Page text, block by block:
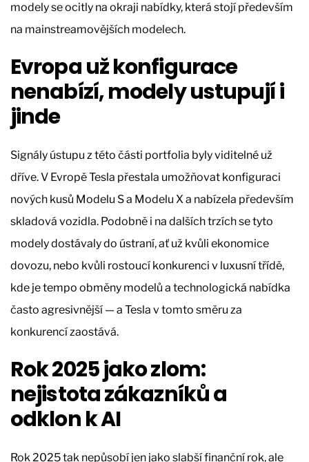
modely se ocitly na okraji nabídky, která stojí především
na mainstreamovějších modelech.
Evropa už konfigurace
nenabízí, modely ustupují i
jinde
Signály ústupu z této části portfolia byly viditelné už
dříve. V Evropě Tesla přestala umožňovat konfiguraci
nových kusů Modelu S a Modelu X a nabízela především
skladová vozidla. Podobně i na dalších trzích se tyto
modely dostávaly do ústraní, ať už kvůli ekonomice
dovozu, nebo kvůli rostoucí konkurenci v luxusní třídě,
kde je tempo obměny modelů a technologická nabídka
často agresivnější — a Tesla v tomto směru za
konkurencí zaostává.
Rok 2025 jako zlom:
nejistota zákazníků a
odklon k AI
Rok 2025 tak nepůsobí jen jako slabší finanční rok, ale